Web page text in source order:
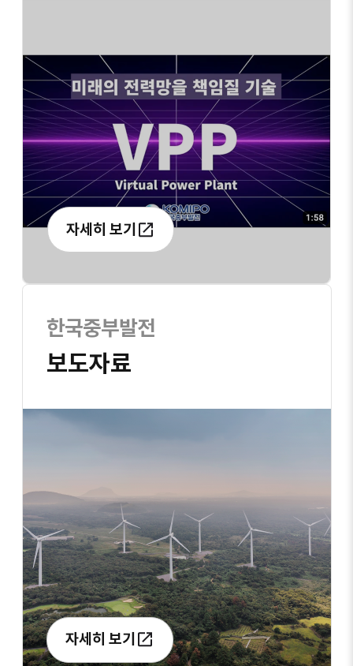
자세히 보기
한국중부발전
보도자료
자세히 보기